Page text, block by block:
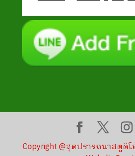
Copyright @สุดปรารถนาสตูดิโ